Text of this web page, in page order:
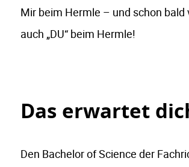
Mir beim Hermle – und schon bald
auch „DU“ beim Hermle!
Das erwartet
Den Bachelor of Science der